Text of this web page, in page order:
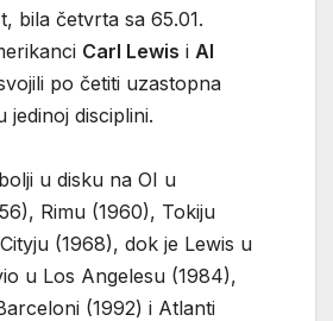
bila četvrta sa 65.01.
Carl Lewis i Al
po četiti uzastopna
jedinoj disciplini.
u disku na OI u
Rimu (1960), Tokiju
(1968), dok je Lewis u
u Los Angelesu (1984),
(1992) i Atlanti